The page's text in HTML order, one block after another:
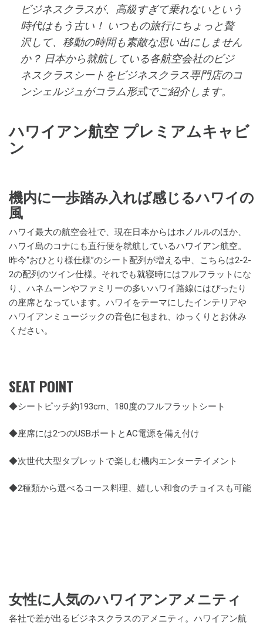
ビジネスクラスが、高級すぎて乗れないという
時代はもう古い！ いつもの旅行にちょっと贅
沢して、移動の時間も素敵な思い出にしません
か？ 日本から就航している各航空会社のビジ
ネスクラスシートをビジネスクラス専門店のコ
ンシェルジュがコラム形式でご紹介します。
ハワイアン航空 プレミアムキャビ
ン
機内に一歩踏み入れば感じるハワイの
風
ハワイ最大の航空会社で、現在日本からはホノルルのほか、
ハワイ島のコナにも直行便を就航しているハワイアン航空。
昨今“おひとり様仕様”のシート配列が増える中、こちらは2-2-
2の配列のツイン仕様。それでも就寝時にはフルフラットにな
り、ハネムーンやファミリーの多いハワイ路線にはぴったり
の座席となっています。ハワイをテーマにしたインテリアや
ハワイアンミュージックの音色に包まれ、ゆっくりとお休み
ください。
SEAT POINT
◆シートピッチ約193cm、180度のフルフラットシート
◆座席には2つのUSBポートとAC電源を備え付け
◆次世代大型タブレットで楽しむ機内エンターテイメント
◆2種類から選べるコース料理、嬉しい和食のチョイスも可能
女性に人気のハワイアンアメニティ
各社で差が出るビジネスクラスのアメニティ。ハワイアン航